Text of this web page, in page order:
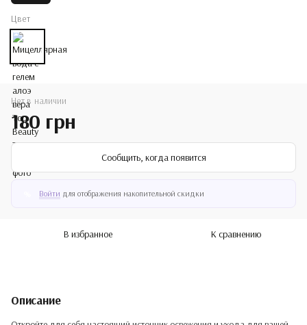
Цвет
Нет в наличии
180 грн
Сообщить, когда появится
Войти для отображения накопительной скидки
В избранное К сравнению
Описание